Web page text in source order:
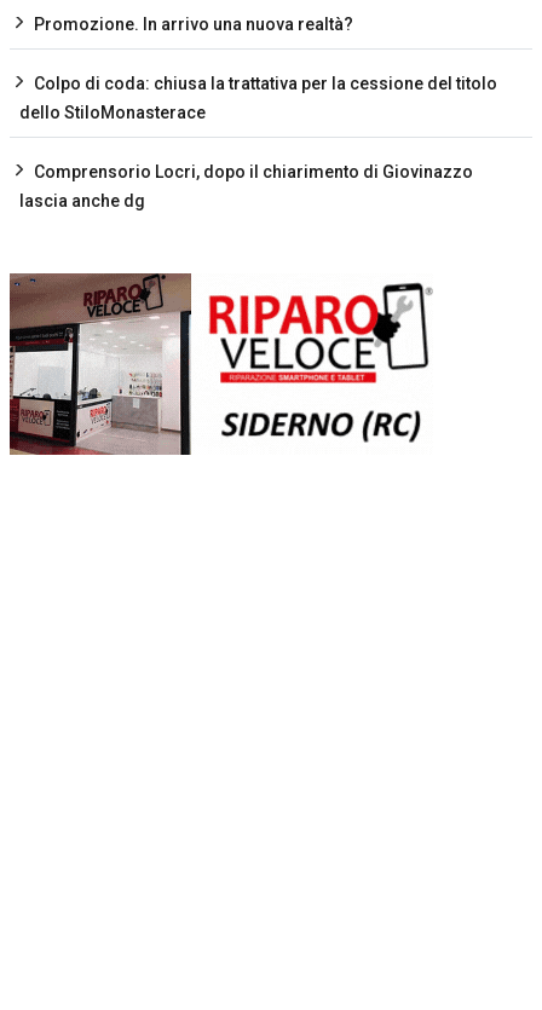
Promozione. In arrivo una nuova realtà?
Colpo di coda: chiusa la trattativa per la cessione del titolo
dello StiloMonasterace
Comprensorio Locri, dopo il chiarimento di Giovinazzo
lascia anche dg